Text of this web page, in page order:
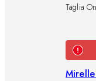
Taglia